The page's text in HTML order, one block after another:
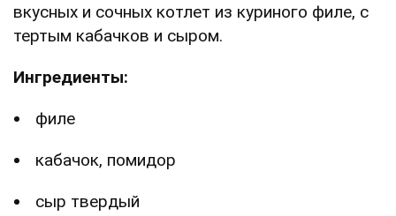
вкусных и сочных котлет из куриного филе, с
тертым кабачков и сыром.
Ингредиенты:
филе
кабачок, помидор
сыр твердый